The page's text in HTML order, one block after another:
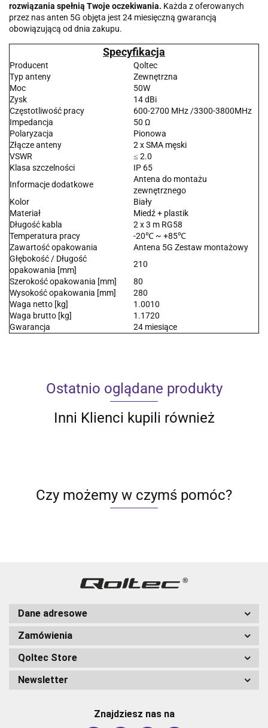
rozwiązania spełnią Twoje oczekiwania. Każda z oferowanych
przez nas anten 5G objęta jest 24 miesięczną gwarancją
obowiązującą od dnia zakupu.
Specyfikacja
Producent
Qoltec
Typ anteny
Zewnętrzna
Moc
50W
Zysk
14 dBi
Częstotliwość pracy
600-2700 MHz /3300-3800MHz
Impedancja
50 Ω
Polaryzacja
Pionowa
Złącze anteny
2 x SMA męski
VSWR
≤ 2.0
Klasa szczelności
IP 65
Informacje dodatkowe
Antena do montażu
zewnętrznego
Kolor
Biały
Materiał
Miedź + plastik
Długość kabla
2 x 3 m RG58
Temperatura pracy
-20℃ ~ +85℃
Zawartość opakowania
Antena 5G Zestaw montażowy
Głębokość / Długość
opakowania [mm]
210
Szerokość opakowania [mm]
80
Wysokość opakowania [mm]
280
Waga netto [kg]
1.0010
Waga brutto [kg]
1.1720
Gwarancja
24 miesiące
Ostatnio oglądane produkty
Inni Klienci kupili również
Czy możemy w czymś pomóc?
Dane adresowe
Zamówienia
Qoltec Store
Newsletter
Znajdziesz nas na